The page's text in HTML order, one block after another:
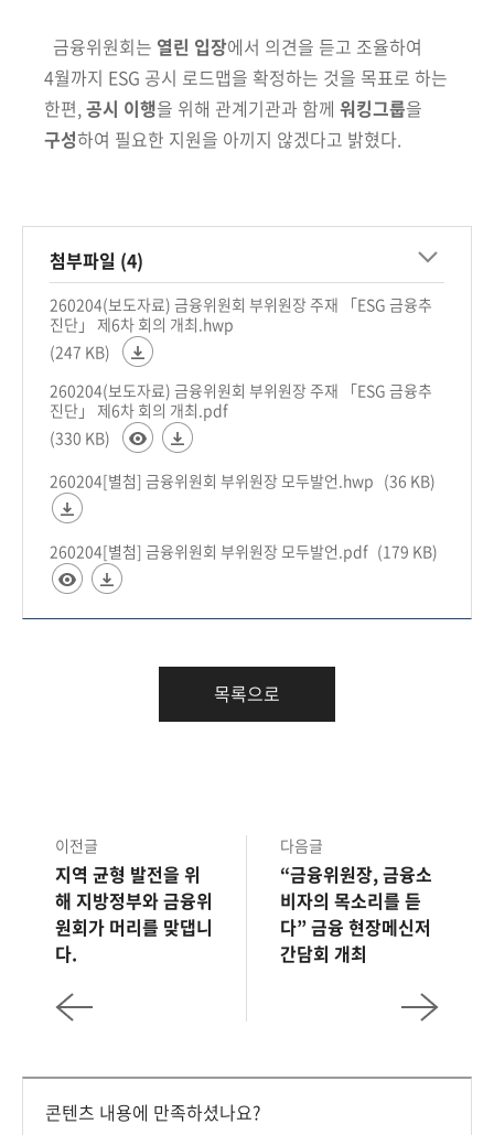
금융위원회는 열린 입장에서 의견을 듣고 조율하여
4월까지 ESG 공시 로드맵을 확정하는 것을 목표로 하는
한편,공시 이행을 위해 관계기관과 함께 워킹그룹을
구성하여 필요한 지원을 아끼지 않겠다고 밝혔다.
첨부파일 (4)
260204(보도자료) 금융위원회 부위원장 주재 「ESG 금융추
진단」 제6차 회의 개최.hwp
(247 KB)
260204(보도자료) 금융위원회 부위원장 주재 「ESG 금융추
진단」 제6차 회의 개최.pdf
(330 KB)
260204[별첨] 금융위원회 부위원장 모두발언.hwp (36 KB)
260204[별첨] 금융위원회 부위원장 모두발언.pdf (179 KB)
목록으로
이전글
지역 균형 발전을 위
해 지방정부와 금융위
원회가 머리를 맞댑니
다.
다음글
“금융위원장, 금융소
비자의 목소리를 듣
다” 금융 현장메신저
간담회 개최
콘텐츠 내용에 만족하셨나요?